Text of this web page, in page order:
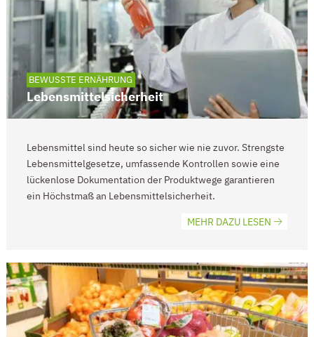
BEWUSSTE ERNÄHRUNG
Lebensmittelsicherheit
Lebensmittel sind heute so sicher wie nie zuvor. Strengste
Lebensmittelgesetze, umfassende Kontrollen sowie eine
lückenlose Dokumentation der Produktwege garantieren
ein Höchstmaß an Lebensmittelsicherheit.
MEHR DAZU LESEN